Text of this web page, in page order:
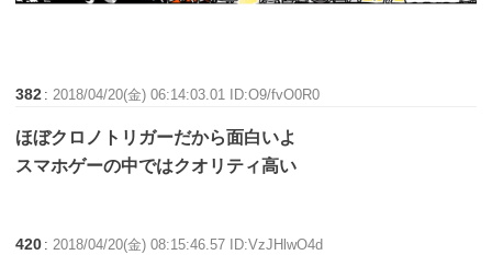
382 :2018/04/20(金) 06:14:03.01 ID:O9/fvO0R0
ほぼクロノトリガーだから面白いよ
スマホゲーの中ではクオリティ高い
420 :2018/04/20(金) 08:15:46.57 ID:VzJHlwO4d